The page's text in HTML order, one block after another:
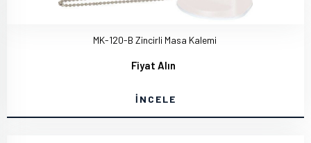
MK-120-B Zincirli Masa Kalemi
Fiyat Alın
İNCELE